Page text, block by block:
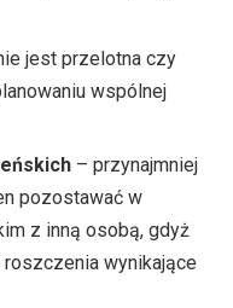
jest przelotna czy
wspólnej
– przynajmniej
pozostawać w
z inną osobą, gdyż
wynikające